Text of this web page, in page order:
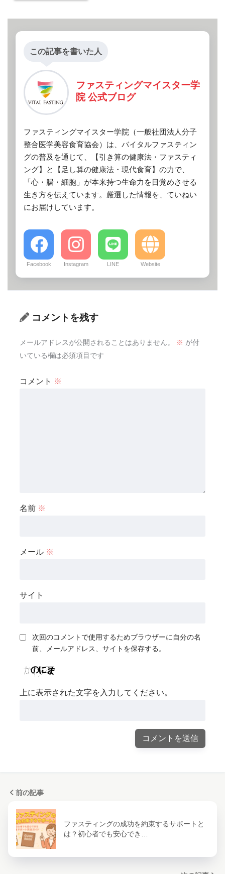
この記事を書いた人
ファスティングマイスター学
院 公式ブログ
ファスティングマイスター学院（一般社団法人分子
整合医学美容食育協会）は、バイタルファスティン
グの普及を通じて、【引き算の健康法・ファスティ
ング】と【足し算の健康法・現代食育】の力で、
「心・腸・細胞」が本来持つ生命力を目覚めさせる
生き方を伝えています。厳選した情報を、ていねい
にお届けしています。
Facebook Instagram LINE Website
コメントを残す
メールアドレスが公開されることはありません。 ※ が付
いている欄は必須項目です
コメント ※
名前 ※
メール ※
サイト
次回のコメントで使用するためブラウザーに自分の名
前、メールアドレス、サイトを保存する。
上に表示された文字を入力してください。
前の記事
ファスティングの成功を約束するサポートと
は？初心者でも安心でき…